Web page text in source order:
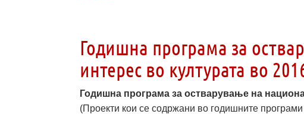
Годишна програма за
интерес во културата во
Годишна програма за остварување на
(Проекти кои се содржани во годишните